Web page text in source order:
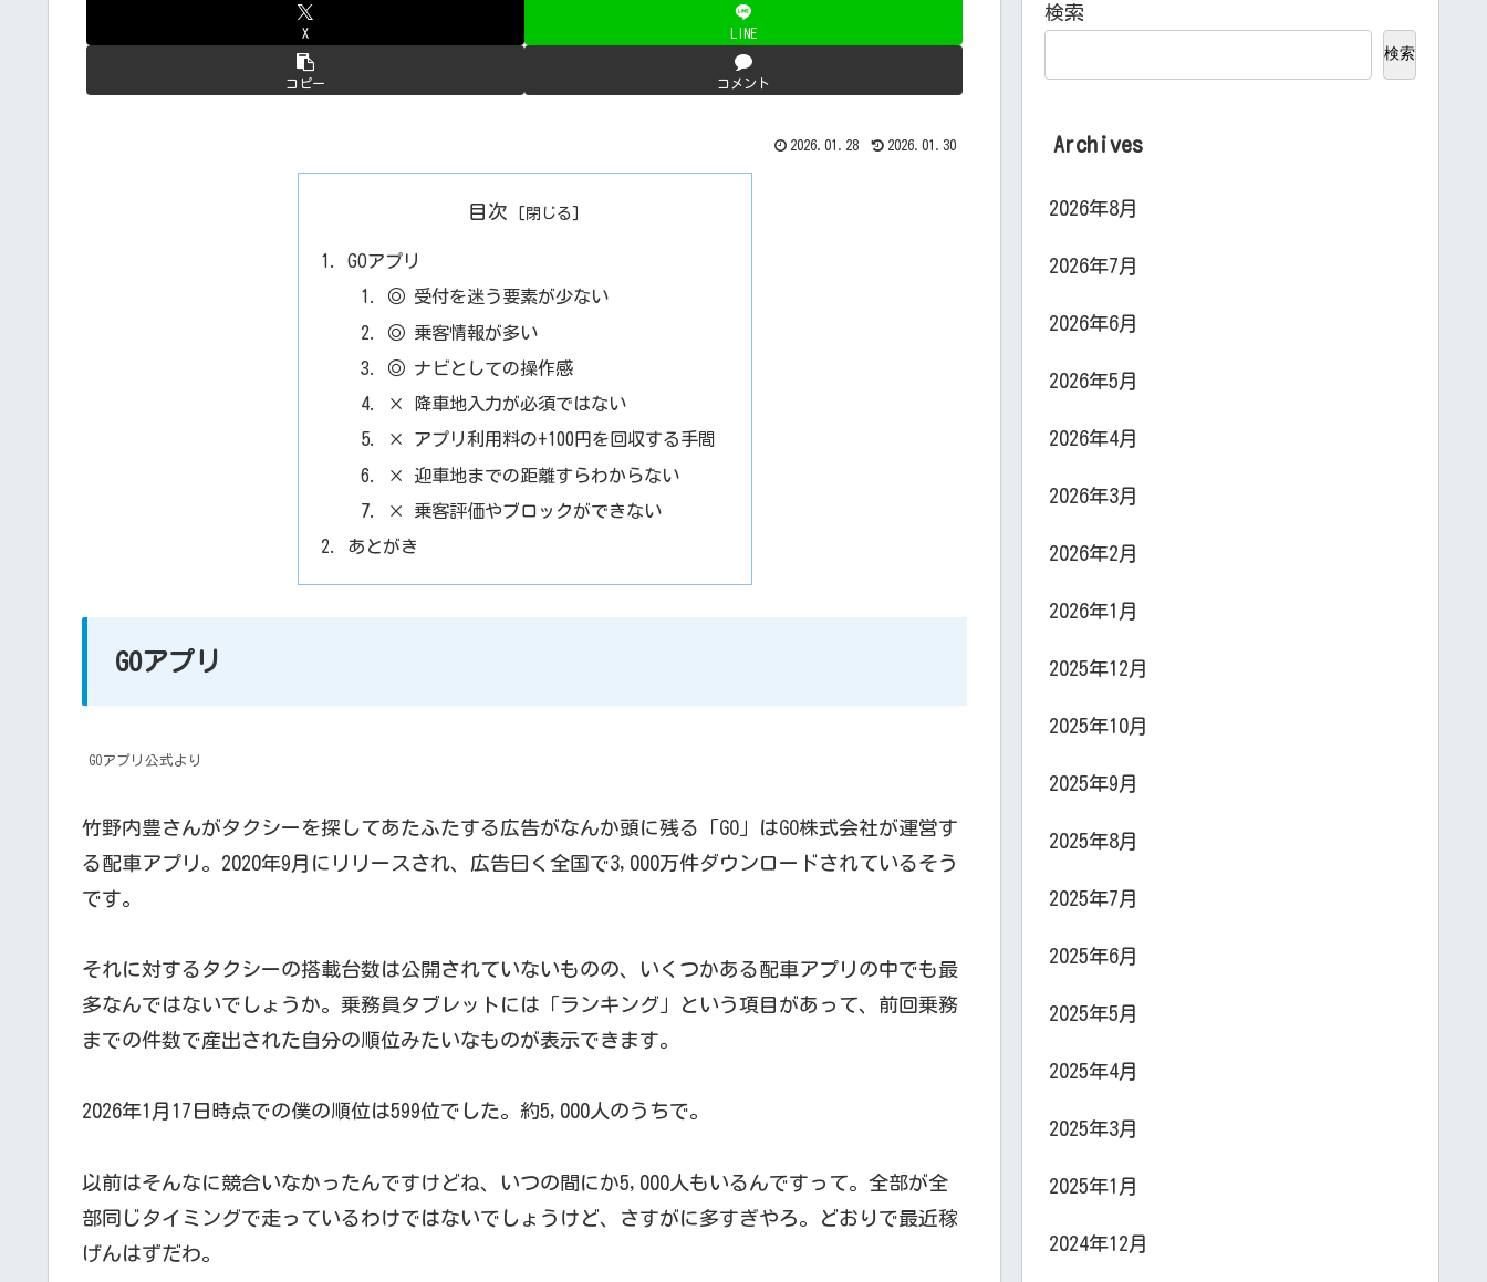
X LINE
コピー コメント
2026.01.28 2026.01.30
目次
GOアプリ
◎ 受付を迷う要素が少ない
◎ 乗客情報が多い
◎ ナビとしての操作感
× 降車地入力が必須ではない
× アプリ利用料の+100円を回収する手間
× 迎車地までの距離すらわからない
× 乗客評価やブロックができない
あとがき
GOアプリ
GOアプリ公式より
竹野内豊さんがタクシーを探してあたふたする広告がなんか頭に残る「GO」はGO株式会社が運営す
る配車アプリ。2020年9月にリリースされ、広告曰く全国で3,000万件ダウンロードされているそう
です。
それに対するタクシーの搭載台数は公開されていないものの、いくつかある配車アプリの中でも最
多なんではないでしょうか。乗務員タブレットには「ランキング」という項目があって、前回乗務
までの件数で産出された自分の順位みたいなものが表示できます。
2026年1月17日時点での僕の順位は599位でした。約5,000人のうちで。
以前はそんなに競合いなかったんですけどね、いつの間にか5,000人もいるんですって。全部が全
部同じタイミングで走っているわけではないでしょうけど、さすがに多すぎやろ。どおりで最近稼
げんはずだわ。
検索
検索
Archives
2026年8月
2026年7月
2026年6月
2026年5月
2026年4月
2026年3月
2026年2月
2026年1月
2025年12月
2025年10月
2025年9月
2025年8月
2025年7月
2025年6月
2025年5月
2025年4月
2025年3月
2025年1月
2024年12月